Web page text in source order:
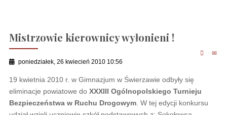
Mistrzowie kierownicy wyłonieni !
poniedziałek, 26 kwiecień 2010 10:56
19 kwietnia 2010 r. w Gimnazjum w Świerzawie odbyły się
eliminacje powiatowe do XXXIII Ogólnopolskiego Turnieju
Bezpieczeństwa w Ruchu Drogowym. W tej edycji konkursu